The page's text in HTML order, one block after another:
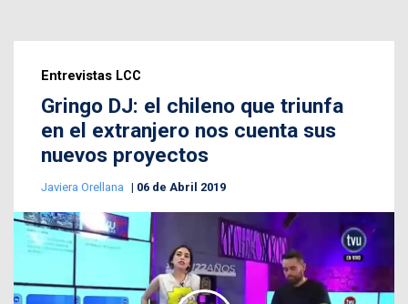
Entrevistas LCC
Gringo DJ: el chileno que triunfa
en el extranjero nos cuenta sus
nuevos proyectos
Javiera Orellana 06 de Abril 2019